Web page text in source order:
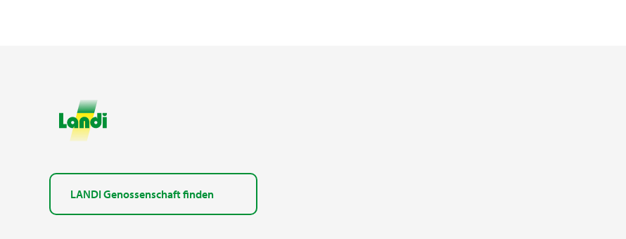
LANDI Genossenschaft finden